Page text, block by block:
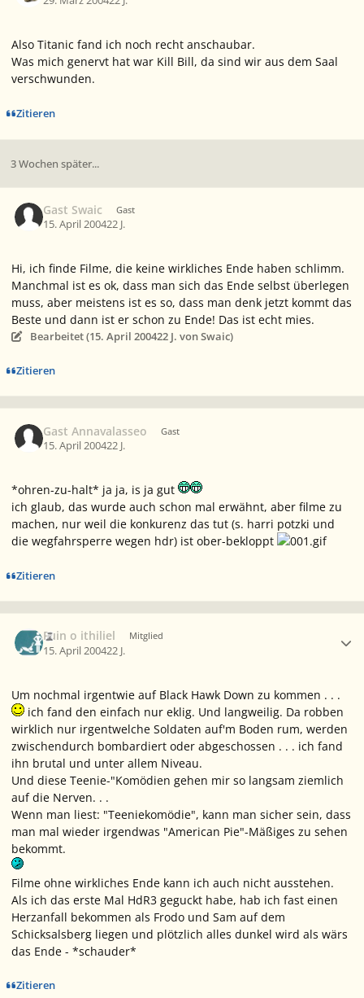
Also Titanic fand ich noch recht anschaubar.
Was mich genervt hat war Kill Bill, da sind wir aus dem Saal
verschwunden.
Zitieren
3 Wochen später...
Gast Swaic Gast
15. April 200422 J.
Hi, ich finde Filme, die keine wirkliches Ende haben schlimm.
Manchmal ist es ok, dass man sich das Ende selbst überlegen
muss, aber meistens ist es so, dass man denk jetzt kommt das
Beste und dann ist er schon zu Ende! Das ist echt mies.
Bearbeitet (15. April 200422 J. von Swaic)
Zitieren
Gast Annavalasseo Gast
15. April 200422 J.
*ohren-zu-halt* ja ja, is ja gut
ich glaub, das wurde auch schon mal erwähnt, aber filme zu
machen, nur weil die konkurenz das tut (s. harri potzki und
die wegfahrsperre wegen hdr) ist ober-bekloppt
Zitieren
Fuin o ithiliel Mitglied
15. April 200422 J.
Um nochmal irgentwie auf Black Hawk Down zu kommen . . .
ich fand den einfach nur eklig. Und langweilig. Da robben
wirklich nur irgentwelche Soldaten auf'm Boden rum, werden
zwischendurch bombardiert oder abgeschossen . . . ich fand
ihn brutal und unter allem Niveau.
Und diese Teenie-"Komödien gehen mir so langsam ziemlich
auf die Nerven. . .
Wenn man liest: "Teeniekomödie", kann man sicher sein, dass
man mal wieder irgendwas "American Pie"-Mäßiges zu sehen
bekommt.
Filme ohne wirkliches Ende kann ich auch nicht ausstehen.
Als ich das erste Mal HdR3 geguckt habe, hab ich fast einen
Herzanfall bekommen als Frodo und Sam auf dem
Schicksalsberg liegen und plötzlich alles dunkel wird als wärs
das Ende - *schauder*
Zitieren